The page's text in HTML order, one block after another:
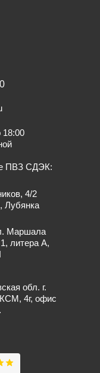
ПВЗ СДЭК:
4/2
Лубянка
Маршала
литера А,
обл. г.
4г, офис